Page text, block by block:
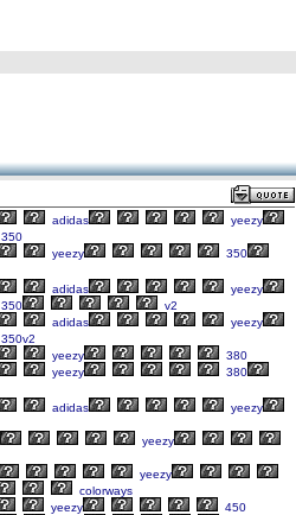
adidas
yeezy
350
yeezy
350
adidas
yeezy
350
v2
adidas
yeezy
350v2
yeezy
380
yeezy
380
adidas
yeezy
yeezy
yeezy
colorways
yeezy
450